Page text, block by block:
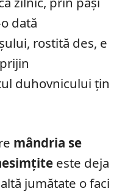
dată
rostită des, e
duhovnicului țin
mândria se
este deja
jumătate o faci